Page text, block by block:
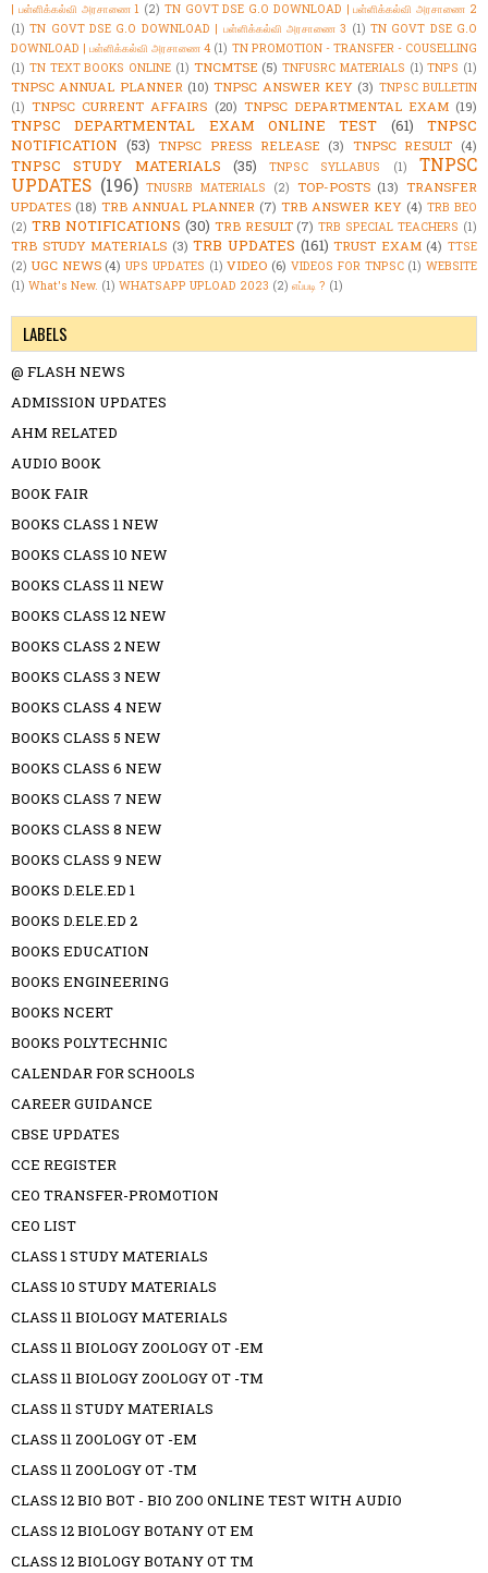
| பள்ளிக்கல்வி அரசாணை 1 (2) TN GOVT DSE G.O DOWNLOAD | பள்ளிக்கல்வி அரசாணை 2
(1) TN GOVT DSE G.O DOWNLOAD | பள்ளிக்கல்வி அரசாணை 3 (1) TN GOVT DSE G.O
DOWNLOAD | பள்ளிக்கல்வி அரசாணை 4 (1) TN PROMOTION - TRANSFER - COUSELLING
(1) TN TEXT BOOKS ONLINE (1) TNCMTSE (5) TNFUSRC MATERIALS (1) TNPS (1)
TNPSC ANNUAL PLANNER (10) TNPSC ANSWER KEY (3) TNPSC BULLETIN
(1) TNPSC CURRENT AFFAIRS (20) TNPSC DEPARTMENTAL EXAM (19)
TNPSC DEPARTMENTAL EXAM ONLINE TEST (61)
TNPSC
NOTIFICATION (53) TNPSC PRESS RELEASE (3) TNPSC RESULT (4)
TNPSC STUDY MATERIALS (35) TNPSC SYLLABUS (1)
TNPSC
UPDATES (196) TNUSRB MATERIALS (2) TOP-POSTS (13) TRANSFER
UPDATES (18) TRB ANNUAL PLANNER (7) TRB ANSWER KEY (4) TRB BEO
(2) TRB NOTIFICATIONS (30) TRB RESULT (7) TRB SPECIAL TEACHERS (1)
TRB STUDY MATERIALS (3) TRB UPDATES (161) TRUST EXAM (4) TTSE
(2) UGC NEWS (4) UPS UPDATES (1) VIDEO (6) VIDEOS FOR TNPSC (1) WEBSITE
(1) What's New. (1) WHATSAPP UPLOAD 2023 (2) எப்படி ? (1)
LABELS
@ FLASH NEWS
ADMISSION UPDATES
AHM RELATED
AUDIO BOOK
BOOK FAIR
BOOKS CLASS 1 NEW
BOOKS CLASS 10 NEW
BOOKS CLASS 11 NEW
BOOKS CLASS 12 NEW
BOOKS CLASS 2 NEW
BOOKS CLASS 3 NEW
BOOKS CLASS 4 NEW
BOOKS CLASS 5 NEW
BOOKS CLASS 6 NEW
BOOKS CLASS 7 NEW
BOOKS CLASS 8 NEW
BOOKS CLASS 9 NEW
BOOKS D.ELE.ED 1
BOOKS D.ELE.ED 2
BOOKS EDUCATION
BOOKS ENGINEERING
BOOKS NCERT
BOOKS POLYTECHNIC
CALENDAR FOR SCHOOLS
CAREER GUIDANCE
CBSE UPDATES
CCE REGISTER
CEO TRANSFER-PROMOTION
CEO LIST
CLASS 1 STUDY MATERIALS
CLASS 10 STUDY MATERIALS
CLASS 11 BIOLOGY MATERIALS
CLASS 11 BIOLOGY ZOOLOGY OT -EM
CLASS 11 BIOLOGY ZOOLOGY OT -TM
CLASS 11 STUDY MATERIALS
CLASS 11 ZOOLOGY OT -EM
CLASS 11 ZOOLOGY OT -TM
CLASS 12 BIO BOT - BIO ZOO ONLINE TEST WITH AUDIO
CLASS 12 BIOLOGY BOTANY OT EM
CLASS 12 BIOLOGY BOTANY OT TM